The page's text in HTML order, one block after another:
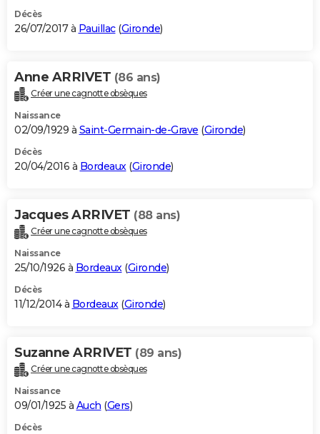
Décès
26/07/2017 à Pauillac(Gironde)
Anne ARRIVET (86 ans)
Créer une cagnotte obsèques
Naissance
02/09/1929 à Saint-Germain-de-Grave (Gironde)
Décès
20/04/2016 à Bordeaux(Gironde)
Jacques ARRIVET (88 ans)
Créer une cagnotte obsèques
Naissance
25/10/1926 à Bordeaux(Gironde)
Décès
11/12/2014 à Bordeaux(Gironde)
Suzanne ARRIVET (89 ans)
Créer une cagnotte obsèques
Naissance
09/01/1925 à Auch (Gers)
Décès